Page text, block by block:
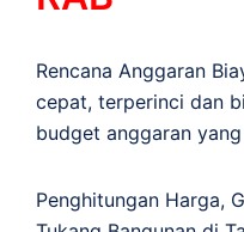
Rencana Anggaran
cepat, terperinci dan
budget anggaran
Penghitungan Harga,